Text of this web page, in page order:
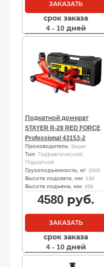
ЗАКАЗАТЬ
срок заказа
4 - 10 дней
Подкатной домкрат
STAYER R-28 RED FORCE
Professional 43153-2
Производитель: Stayer
Тип: Гидравлический,
Подкатной
Грузоподъемность, кг: 2000
Высота подхвата, мм: 130
Высота подъема, мм: 350
4580руб.
ЗАКАЗАТЬ
срок заказа
4 - 10 дней